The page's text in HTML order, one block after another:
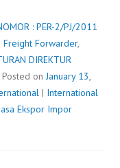
: PER-2/PJ/2011
Freight Forwarder,
DIREKTUR
Posted onJanuary 13,
| International
Ekspor Impor